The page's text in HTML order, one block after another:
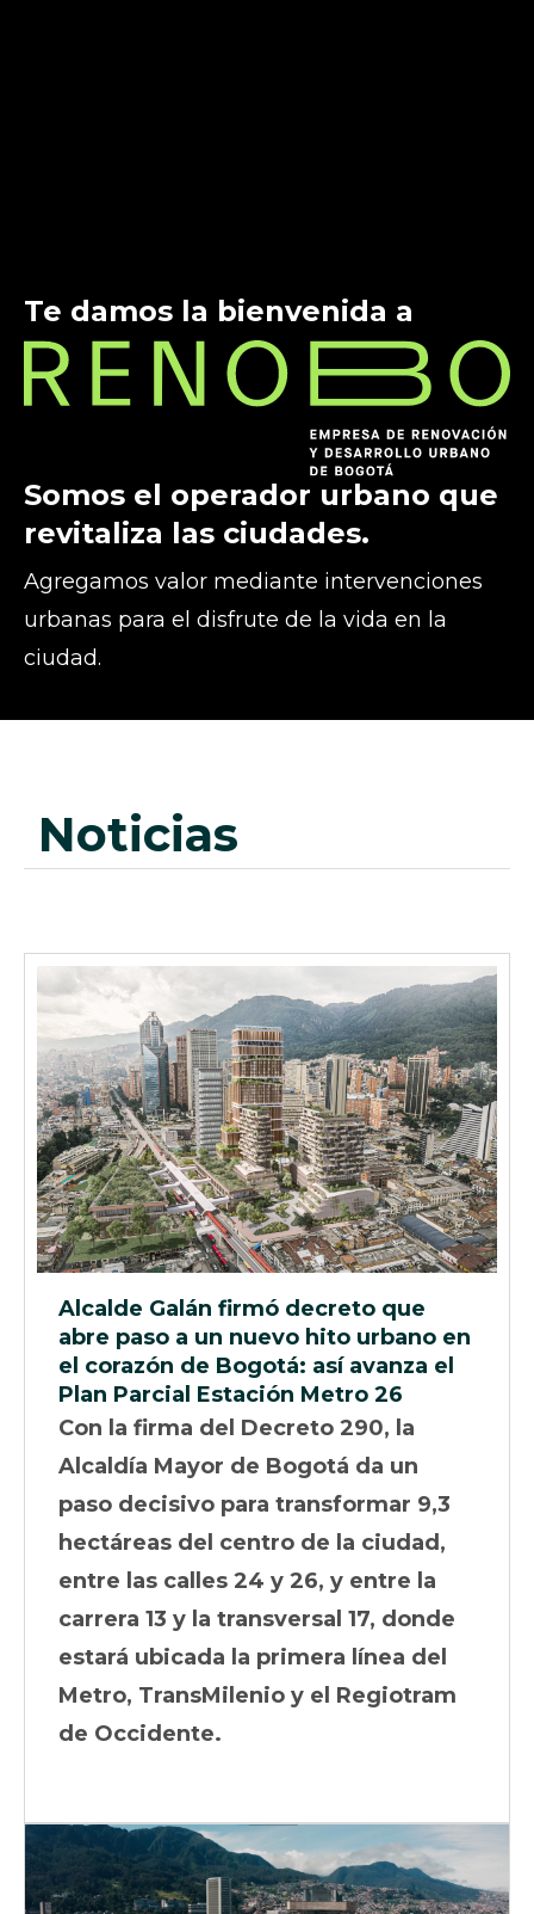
Te damos la bienvenida a
Somos el operador urbano que
revitaliza las ciudades.
Agregamos valor mediante intervenciones
urbanas para el disfrute de la vida en la
ciudad.
noticias
Alcalde Galán firmó decreto que
abre paso a un nuevo hito urbano en
el corazón de Bogotá: así avanza el
Plan Parcial Estación Metro 26
Con la firma del Decreto 290, la
Alcaldía Mayor de Bogotá da un
paso decisivo para transformar 9,3
hectáreas del centro de la ciudad,
entre las calles 24 y 26, y entre la
carrera 13 y la transversal 17, donde
estará ubicada la primera línea del
Metro, TransMilenio y el Regiotram
de Occidente.